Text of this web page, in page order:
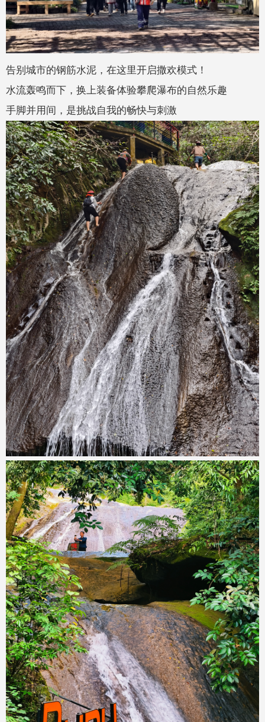
告别城市的钢筋水泥，在这里开启撒欢模式！
水流轰鸣而下，换上装备体验攀爬瀑布的自然乐趣
手脚并用间，是挑战自我的畅快与刺激